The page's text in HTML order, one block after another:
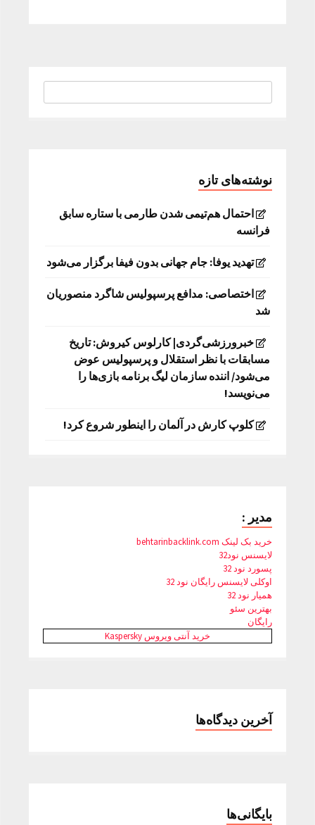
نوشته‌های تازه
احتمال هم‌تیمی شدن طارمی با ستاره سابق
فرانسه
تهدید یوفا: جام جهانی بدون فیفا برگزار می‌شود
اختصاصی: مدافع پرسپولیس شاگرد منصوریان
شد
خبرورزشی‌گردی| کارلوس کیروش: تاریخ
مسابقات با نظر استقلال و پرسپولیس عوض
می‌شود/ اننده سازمان لیگ برنامه بازی‌ها را
می‌نویسد!
کلوپ کارش در آلمان را اینطور شروع کرد!
مدیر :
خرید بک لینک behtarinbacklink.com
لایسنس نود32
پسورد نود 32
اوکلی لایسنس رایگان نود 32
همیار نود 32
بهترین سئو
رایگان
خرید آنتی ویروس Kaspersky
آخرین دیدگاه‌ها
بایگانی‌ها